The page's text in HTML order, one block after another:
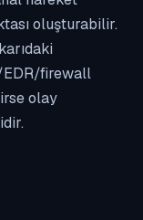
oluşturabilir.
EDR/firewall
olay